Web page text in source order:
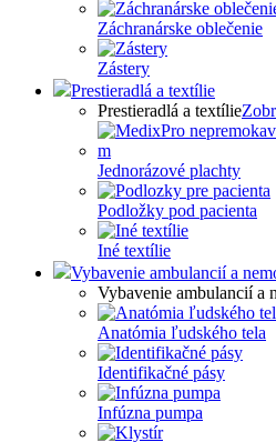
Záchranárske oblečenie
Zástery
Prestieradlá a textílie
Prestieradlá a textílie
Jednorázové plachty
Podložky pod pacienta
Iné textílie
Vybavenie ambulancií a
Vybavenie ambulancií a
Anatómia ľudského tela
Identifikačné pásy
Infúzna pumpa